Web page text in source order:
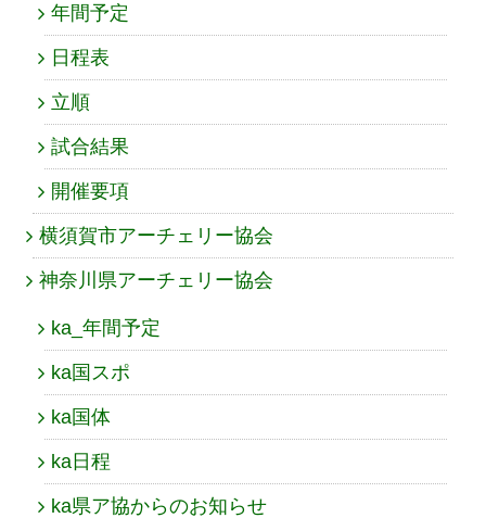
年間予定
日程表
立順
試合結果
開催要項
横須賀市アーチェリー協会
神奈川県アーチェリー協会
ka_年間予定
ka国スポ
ka国体
ka日程
ka県ア協からのお知らせ